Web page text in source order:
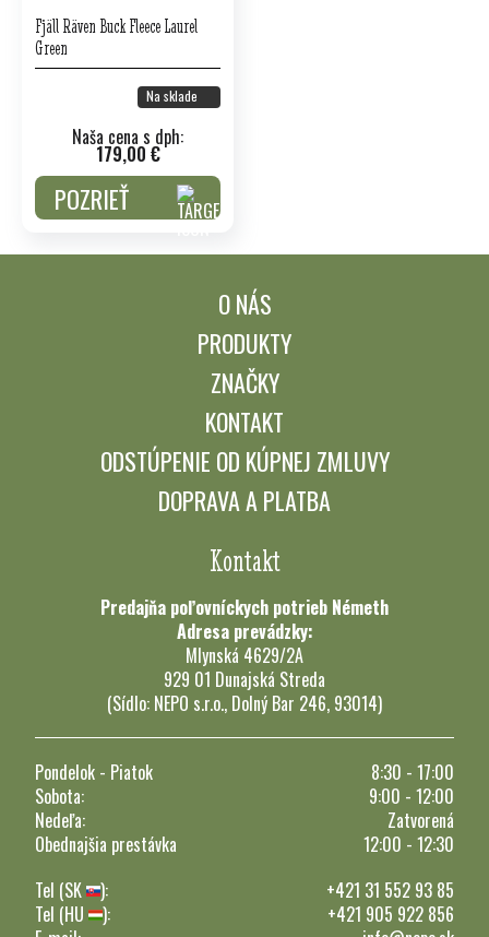
Fjäll Räven Buck Fleece Laurel
Green
Na sklade
Naša cena s dph:
179,00 €
POZRIEŤ
O NÁS
PRODUKTY
ZNAČKY
KONTAKT
ODSTÚPENIE OD KÚPNEJ ZMLUVY
DOPRAVA A PLATBA
Kontakt
Predajňa poľovníckych potrieb Németh
Adresa prevádzky:
Mlynská 4629/2A
929 01 Dunajská Streda
(Sídlo: NEPO s.r.o., Dolný Bar 246, 93014)
Pondelok - Piatok
8:30 - 17:00
Sobota:
9:00 - 12:00
Nedeľa:
Zatvorená
Obednajšia prestávka
12:00 - 12:30
Tel (SK
):
+421 31 552 93 85
Tel (HU
):
+421 905 922 856